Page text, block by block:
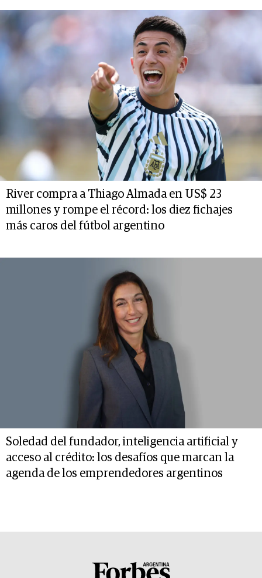
River compra a Thiago Almada en US$ 23
millones y rompe el récord: los diez fichajes
más caros del fútbol argentino
Soledad del fundador, inteligencia artificial y
acceso al crédito: los desafíos que marcan la
agenda de los emprendedores argentinos